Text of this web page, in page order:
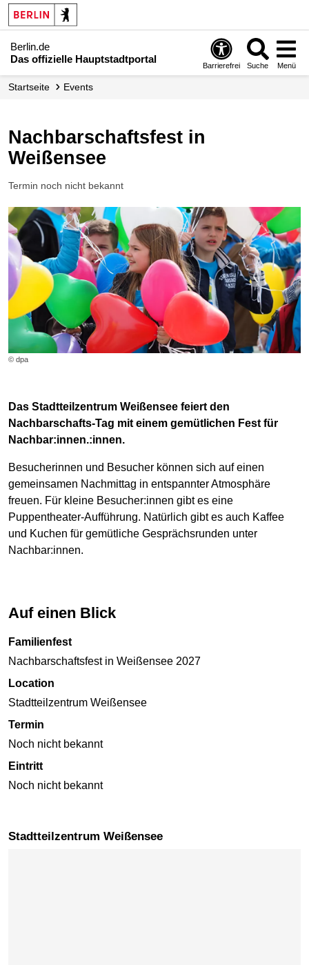
Berlin.de
Das offizielle Hauptstadtportal
Barrierefrei Suche Menü
Startseite Events
Nachbarschaftsfest in
Weißensee
Termin noch nicht bekannt
© dpa
Das Stadtteilzentrum Weißensee feiert den
Nachbarschafts-Tag mit einem gemütlichen Fest für
Nachbar:innen.:innen.
Besucherinnen und Besucher können sich auf einen
gemeinsamen Nachmittag in entspannter Atmosphäre
freuen. Für kleine Besucher:innen gibt es eine
Puppentheater-Aufführung. Natürlich gibt es auch Kaffee
und Kuchen für gemütliche Gesprächsrunden unter
Nachbar:innen.
Auf einen Blick
Familienfest
Nachbarschaftsfest in Weißensee 2027
Location
Stadtteilzentrum Weißensee
Termin
Noch nicht bekannt
Eintritt
Noch nicht bekannt
Stadtteilzentrum Weißensee